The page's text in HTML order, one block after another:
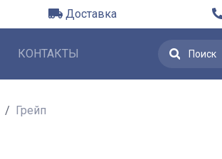
Доставка
КОНТАКТЫ
Грейп